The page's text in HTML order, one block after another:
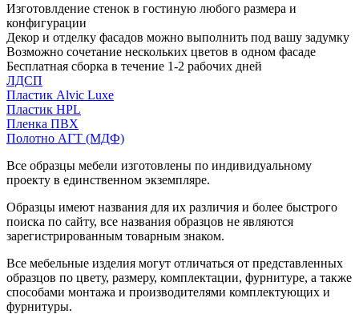
Изготовлдение стенок в гостиную любого размера и
конфигурации
Декор и отделку фасадов можно выполнить под вашу задумку
Возможно сочетание нескольких цветов в одном фасаде
Бесплатная сборка в течение 1-2 рабочих дней
ЛДСП
Пластик Alvic Luxe
Пластик HPL
Пленка ПВХ
Полотно АГТ (МДФ)
Все образцы мебели изготовлены по индивидуальному
проекту в единственном экземпляре.
Образцы имеют названия для их различия и более быстрого
поиска по сайту, все названия образцов не являются
зарегистрированным товарным знаком.
Все мебельные изделия могут отличаться от представленных
образцов по цвету, размеру, комплектации, фурнитуре, а также
способами монтажа и производителями комплектующих и
фурнитуры.